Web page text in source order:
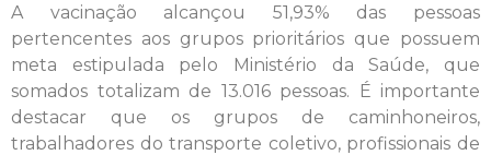
A vacinação alcançou 51,93% das pessoas
pertencentes aos grupos prioritários que possuem
meta estipulada pelo Ministério da Saúde, que
somados totalizam de 13.016 pessoas. É importante
destacar que os grupos de caminhoneiros,
trabalhadores do transporte coletivo, profissionais de